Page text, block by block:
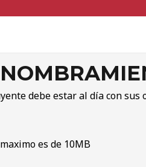
debe estar al día con sus
es de 10MB